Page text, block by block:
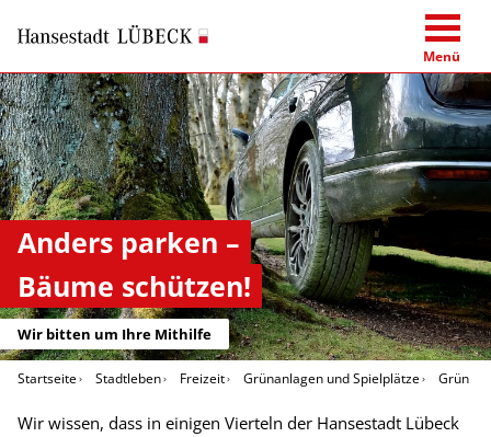
Menü
Anders parken –
Bäume schützen!
Wir bitten um Ihre Mithilfe
Startseite Stadtleben Freizeit Grünanlagen und Spielplätze Grün in
Wir wissen, dass in einigen Vierteln der Hansestadt Lübeck